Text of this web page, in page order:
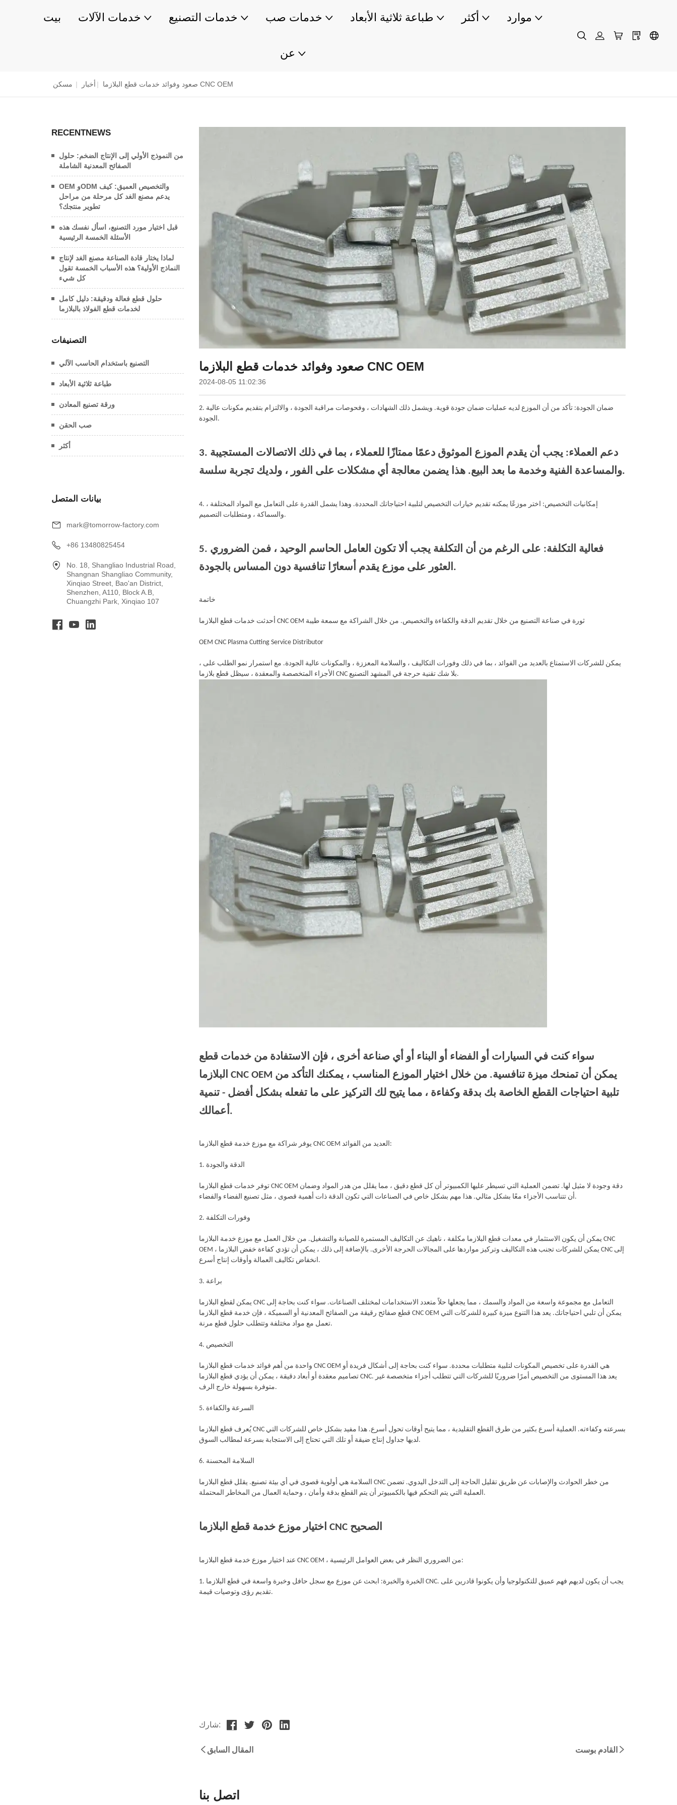
بيت خدمات الآلات خدمات التصنيع خدمات صب طباعة ثلاثية الأبعاد أكثر موارد
عن
مسكن | أخبار | صعود وفوائد خدمات قطع البلازما CNC OEM
RECENTNEWS
من النموذج الأولي إلى الإنتاج الضخم: حلول
الصفائح المعدنية الشاملة
OEM وODM والتخصيص العميق: كيف
يدعم مصنع الغد كل مرحلة من مراحل
تطوير منتجك؟
قبل اختيار مورد التصنيع، اسأل نفسك هذه
الأسئلة الخمسة الرئيسية
لماذا يختار قادة الصناعة مصنع الغد لإنتاج
النماذج الأولية؟ هذه الأسباب الخمسة تقول
كل شيء
حلول قطع فعالة ودقيقة: دليل كامل
لخدمات قطع الفولاذ بالبلازما
التصنيفات
التصنيع باستخدام الحاسب الآلي
طباعة ثلاثية الأبعاد
ورقة تصنيع المعادن
صب الحقن
أكثر
بيانات المتصل
mark@tomorrow-factory.com
+86 13480825454
No. 18, Shangliao Industrial Road,
Shangnan Shangliao Community,
Xinqiao Street, Bao'an District,
Shenzhen, A110, Block A.B,
Chuangzhi Park, Xinqiao 107
صعود وفوائد خدمات قطع البلازما CNC OEM
2024-08-05 11:02:36
2. ضمان الجودة: تأكد من أن الموزع لديه عمليات ضمان جودة قوية. ويشمل ذلك الشهادات ، وفحوصات مراقبة الجودة ، والالتزام بتقديم مكونات عالية
الجودة.
3. دعم العملاء: يجب أن يقدم الموزع الموثوق دعمًا ممتازًا للعملاء ، بما في ذلك الاتصالات المستجيبة
والمساعدة الفنية وخدمة ما بعد البيع. هذا يضمن معالجة أي مشكلات على الفور ، ولديك تجربة سلسة.
4. إمكانيات التخصيص: اختر موزعًا يمكنه تقديم خيارات التخصيص لتلبية احتياجاتك المحددة. وهذا يشمل القدرة على التعامل مع المواد المختلفة ،
والسماكة ، ومتطلبات التصميم.
5. فعالية التكلفة: على الرغم من أن التكلفة يجب ألا تكون العامل الحاسم الوحيد ، فمن الضروري
العثور على موزع يقدم أسعارًا تنافسية دون المساس بالجودة.
خاتمة
أحدثت خدمات قطع البلازما CNC OEM ثورة في صناعة التصنيع من خلال تقديم الدقة والكفاءة والتخصيص. من خلال الشراكة مع سمعة طيبة
OEM CNC Plasma Cutting Service Distributor
، يمكن للشركات الاستمتاع بالعديد من الفوائد ، بما في ذلك وفورات التكاليف ، والسلامة المعززة ، والمكونات عالية الجودة. مع استمرار نمو الطلب على
الأجزاء المتخصصة والمعقدة ، سيظل قطع بلازما CNC بلا شك تقنية حرجة في المشهد التصنيع.
سواء كنت في السيارات أو الفضاء أو البناء أو أي صناعة أخرى ، فإن الاستفادة من خدمات قطع
البلازما CNC OEM يمكن أن تمنحك ميزة تنافسية. من خلال اختيار الموزع المناسب ، يمكنك التأكد من
تلبية احتياجات القطع الخاصة بك بدقة وكفاءة ، مما يتيح لك التركيز على ما تفعله بشكل أفضل - تنمية
أعمالك.
يوفر شراكة مع موزع خدمة قطع البلازما CNC OEM العديد من الفوائد:
1. الدقة والجودة
توفر خدمات قطع البلازما CNC OEM دقة وجودة لا مثيل لها. تضمن العملية التي تسيطر عليها الكمبيوتر أن كل قطع دقيق ، مما يقلل من هدر المواد وضمان
أن تتناسب الأجزاء معًا بشكل مثالي. هذا مهم بشكل خاص في الصناعات التي تكون الدقة ذات أهمية قصوى ، مثل تصنيع الفضاء والفضاء.
2. وفورات التكلفة
يمكن أن يكون الاستثمار في معدات قطع البلازما مكلفة ، ناهيك عن التكاليف المستمرة للصيانة والتشغيل. من خلال العمل مع موزع خدمة البلازما CNC
OEM ، يمكن للشركات تجنب هذه التكاليف وتركيز مواردها على المجالات الحرجة الأخرى. بالإضافة إلى ذلك ، يمكن أن تؤدي كفاءة خفض البلازما CNC إلى
انخفاض تكاليف العمالة وأوقات إنتاج أسرع.
3. براعة
يمكن لقطع البلازما CNC التعامل مع مجموعة واسعة من المواد والسمك ، مما يجعلها حلاً متعدد الاستخدامات لمختلف الصناعات. سواء كنت بحاجة إلى
قطع صفائح رقيقة من الصفائح المعدنية أو السميكة ، فإن خدمة قطع البلازما CNC OEM يمكن أن تلبي احتياجاتك. يعد هذا التنوع ميزة كبيرة للشركات التي
تعمل مع مواد مختلفة وتتطلب حلول قطع مرنة.
4. التخصيص
واحدة من أهم فوائد خدمات قطع البلازما CNC OEM هي القدرة على تخصيص المكونات لتلبية متطلبات محددة. سواء كنت بحاجة إلى أشكال فريدة أو
تصاميم معقدة أو أبعاد دقيقة ، يمكن أن يؤدي قطع البلازما CNC. يعد هذا المستوى من التخصيص أمرًا ضروريًا للشركات التي تتطلب أجزاء متخصصة غير
متوفرة بسهولة خارج الرف.
5. السرعة والكفاءة
يُعرف قطع البلازما CNC بسرعته وكفاءته. العملية أسرع بكثير من طرق القطع التقليدية ، مما يتيح أوقات تحول أسرع. هذا مفيد بشكل خاص للشركات التي
لديها جداول إنتاج ضيقة أو تلك التي تحتاج إلى الاستجابة بسرعة لمطالب السوق.
6. السلامة المحسنة
السلامة هي أولوية قصوى في أي بيئة تصنيع. يقلل قطع البلازما CNC من خطر الحوادث والإصابات عن طريق تقليل الحاجة إلى التدخل اليدوي. تضمن
العملية التي يتم التحكم فيها بالكمبيوتر أن يتم القطع بدقة وأمان ، وحماية العمال من المخاطر المحتملة.
اختيار موزع خدمة قطع البلازما CNC الصحيح
عند اختيار موزع خدمة قطع البلازما CNC OEM ، من الضروري النظر في بعض العوامل الرئيسية:
1. الخبرة والخبرة: ابحث عن موزع مع سجل حافل وخبرة واسعة في قطع البلازما CNC. يجب أن يكون لديهم فهم عميق للتكنولوجيا وأن يكونوا قادرين على
تقديم رؤى وتوصيات قيمة.
شارك:
المقال السابق القادم بوست
اتصل بنا